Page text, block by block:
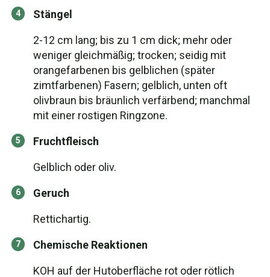
Stängel
2-12 cm lang; bis zu 1 cm dick; mehr oder
weniger gleichmäßig; trocken; seidig mit
orangefarbenen bis gelblichen (später
zimtfarbenen) Fasern; gelblich, unten oft
olivbraun bis bräunlich verfärbend; manchmal
mit einer rostigen Ringzone.
Fruchtfleisch
Gelblich oder oliv.
Geruch
Rettichartig.
Chemische Reaktionen
KOH auf der Hutoberfläche rot oder rötlich